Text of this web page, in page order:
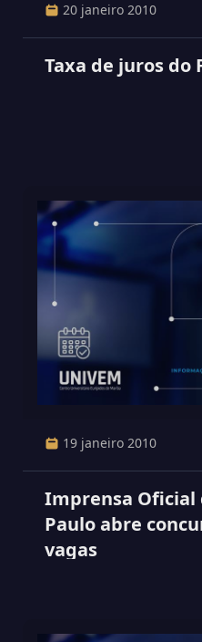
20 janeiro 2010
Taxa de juros do
19 janeiro 2010
Imprensa Oficial
Paulo abre
vagas